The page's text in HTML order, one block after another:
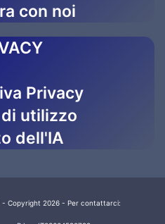
con noi
Privacy
utilizzo
dell'IA
Copyright 2026 - Per contattarci: